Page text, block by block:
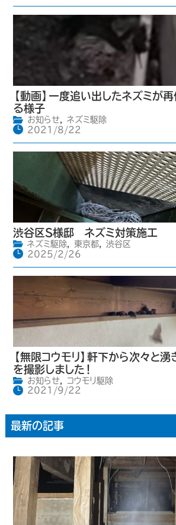
【動画】一度追い出したネズミが
る様子
お知らせ,
ネズミ駆除
2021/8/22
渋谷区S様邸 ネズミ対策施工
ネズミ駆除, 東京都,
渋谷区
2025/2/26
【無限コウモリ】軒下から次々と
を撮影しました！
お知らせ,
コウモリ駆除
2021/9/22
最新の記事